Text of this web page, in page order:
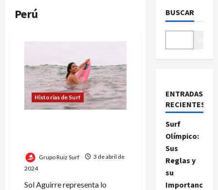
Perú
Historias de Surf
Grupo Ruiz Surf
3 de abril de
2024
Sol Aguirre representa lo
BUSCAR
ENTRADAS
RECIENTES
Surf
Olímpico:
Sus
Reglas y
su
Importanc